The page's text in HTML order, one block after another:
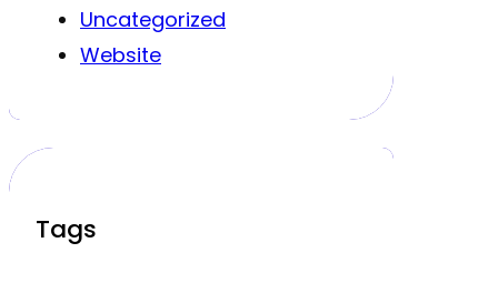
Uncategorized
Website
Tags